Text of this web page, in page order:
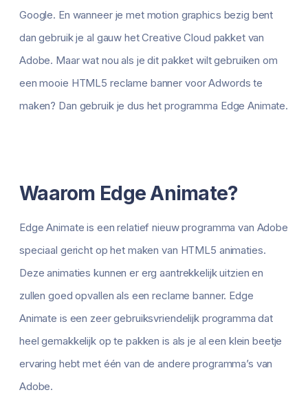
Google. En wanneer je met motion graphics bezig bent
dan gebruik je al gauw het Creative Cloud pakket van
Adobe. Maar wat nou als je dit pakket wilt gebruiken om
een mooie HTML5 reclame banner voor Adwords te
maken? Dan gebruik je dus het programma Edge Animate.
Waarom Edge Animate?
Edge Animate is een relatief nieuw programma van Adobe
speciaal gericht op het maken van HTML5 animaties.
Deze animaties kunnen er erg aantrekkelijk uitzien en
zullen goed opvallen als een reclame banner. Edge
Animate is een zeer gebruiksvriendelijk programma dat
heel gemakkelijk op te pakken is als je al een klein beetje
ervaring hebt met één van de andere programma’s van
Adobe.